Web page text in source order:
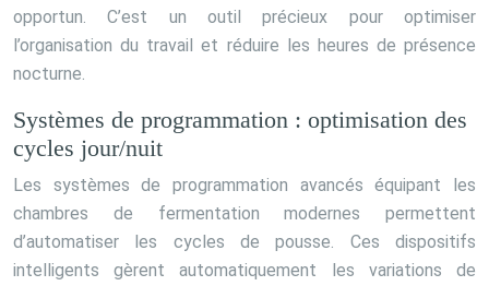
opportun. C’est un outil précieux pour optimiser
l’organisation du travail et réduire les heures de présence
nocturne.
Systèmes de programmation : optimisation des
cycles jour/nuit
Les systèmes de programmation avancés équipant les
chambres de fermentation modernes permettent
d’automatiser les cycles de pousse. Ces dispositifs
intelligents gèrent automatiquement les variations de